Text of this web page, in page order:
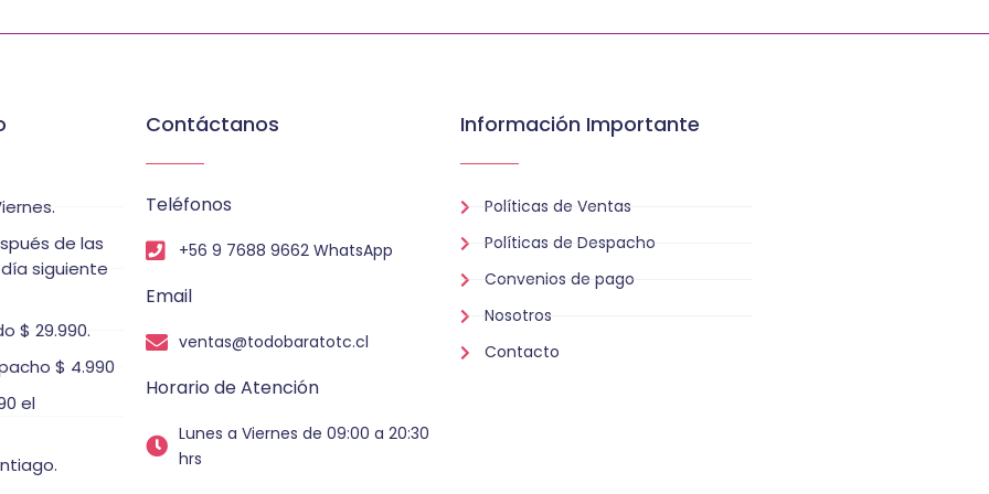
de las
siguiente
$ 29.990.
$ 4.990
el
Contáctanos
Teléfonos
+56 9 7688 9662 WhatsApp
Email
ventas@todobaratotc.cl
Horario de Atención
Lunes a Viernes de 09:00 a 20:30
hrs
Información Importante
Políticas de Ventas
Políticas de Despacho
Convenios de pago
Nosotros
Contacto